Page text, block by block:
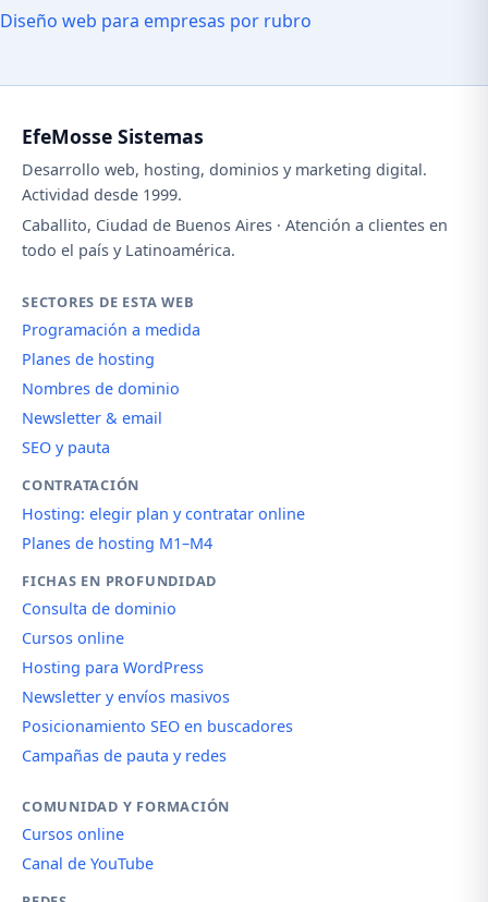
Diseño web para empresas por rubro
EfeMosse Sistemas
Desarrollo web, hosting, dominios y marketing digital.
Actividad desde 1999.
Caballito, Ciudad de Buenos Aires · Atención a clientes en
todo el país y Latinoamérica.
SECTORES DE ESTA WEB
Programación a medida
Planes de hosting
Nombres de dominio
Newsletter & email
SEO y pauta
CONTRATACIÓN
Hosting: elegir plan y contratar online
Planes de hosting M1–M4
FICHAS EN PROFUNDIDAD
Consulta de dominio
Cursos online
Hosting para WordPress
Newsletter y envíos masivos
Posicionamiento SEO en buscadores
Campañas de pauta y redes
COMUNIDAD Y FORMACIÓN
Cursos online
Canal de YouTube